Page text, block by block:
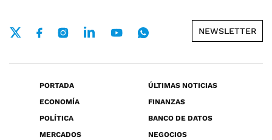
NEWSLETTER
PORTADA
ÚLTIMAS NOTICIAS
ECONOMÍA
FINANZAS
POLÍTICA
BANCO DE DATOS
MERCADOS
NEGOCIOS